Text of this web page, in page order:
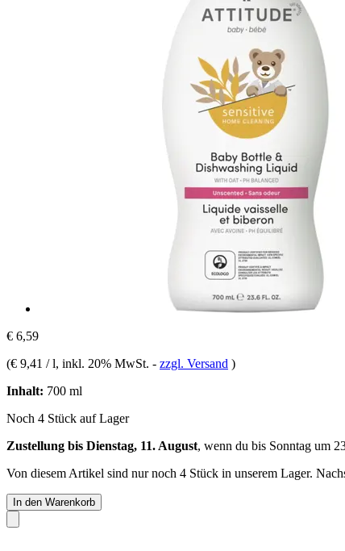
€ 6,59
(€ 9,41 / l, inkl. 20% MwSt. - zzgl. Versand )
Inhalt: 700 ml
Noch 4 Stück auf Lager
Zustellung bis Dienstag, 11. August, wenn du bis Sonntag um
Von diesem Artikel sind nur noch 4 Stück in unserem Lager.
In den Warenkorb